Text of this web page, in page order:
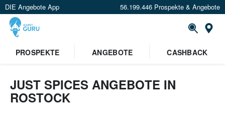
DIE Angebote App 56.199.446 Prospekte & Angebote
PROSPEKTE ANGEBOTE CASHBACK
JUST SPICES ANGEBOTE IN
ROSTOCK